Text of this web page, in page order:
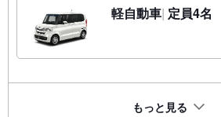
軽自動車 定員4名
もっと見る